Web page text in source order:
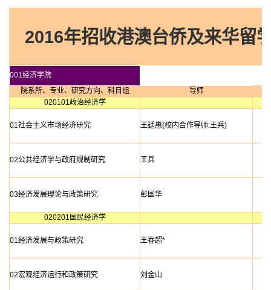
2016年招收港澳台侨及来华留
001经济学院
院系所、专业、研究方向、科目组
导师
020101政治经济学
01社会主义市场经济研究 王廷惠(校内合作导师:王兵)
02公共经济学与政府规制研究 王兵
03经济发展理论与政策研究 彭国华
020201国民经济学
01经济发展与政策研究 王春超*
02宏观经济运行和政策研究 刘金山